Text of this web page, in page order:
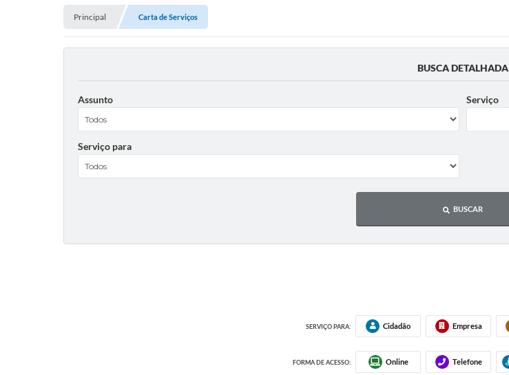
Principal Carta de Serviços
BUSCA DETALHADA
Assunto Serviço
Serviço para
BUSCAR
SERVIÇO PARA: Cidadão Empresa
FORMA DE ACESSO: Online Telefone